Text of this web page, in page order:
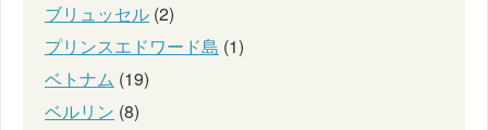
ブリュッセル (2)
プリンスエドワード島 (1)
ベトナム (19)
ベルリン (8)